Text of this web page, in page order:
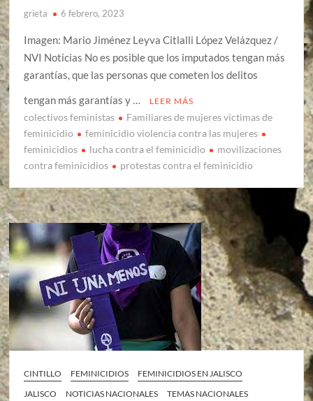
grieta 6 febrero, 2023
Imagen: Mario Jiménez Leyva Citlalli López Velázquez /
NVI Noticias No es posible que los imputados tengan más
garantías, que las personas que cometen los delitos
tengan más garantías y …
LEER MÁS
colectivos feministas
Familiares de mujeres víctimas de
feminicidio
feminicidio violencia contra las mujeres
feminicidios
lucha contra el feminicidio
movilizaciones
contra feminicidios
protestas contra el feminicidio
CINTILLO FEMINICIDIOS
FEMINICIDIOS EN JALISCO
JALISCO
NOTICIAS NACIONALES TEMAS NACIONALES